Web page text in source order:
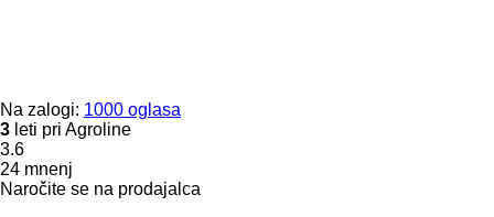
Na zalogi: 1000 oglasa
3 leti pri Agroline
3.6
24 mnenj
Naročite se na prodajalca